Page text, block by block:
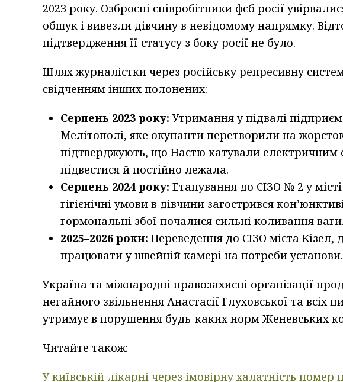
2023 року. Озброєні співробітники фсб росії
обшук і вивезли дівчину в невідомому напрямку.
підтвердження її статусу з боку росії не було.
Шлях журналістки через російську репресивну
свідченням інших полонених:
Серпень 2023 року: Утримання у підвалі
Мелітополі, яке окупанти перетворили на
підтверджують, що Настю катували електричним
підвестися й постійно лежала.
Серпень 2024 року: Етапування до СІЗО № 2 у
гігієнічні умови в дівчини загострився
гормональні збої почалися сильні коливання ваги.
2025–2026 роки: Переведення до СІЗО міста
працювати у швейній камері на потреби установи.
Україна та міжнародні правозахисні організації
негайного звільнення Анастасії Глуховської та всіх
утримує в порушення будь-каких норм Женевських
Читайте також:
У київській лікарні через імовірну халатність